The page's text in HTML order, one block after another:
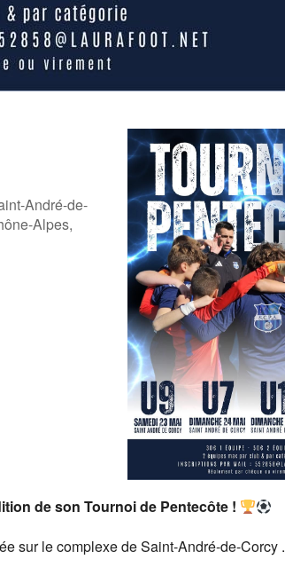
André-de-
Alpes,
de son Tournoi de Pentecôte !
sur le complexe de Saint-André-de-Corcy .